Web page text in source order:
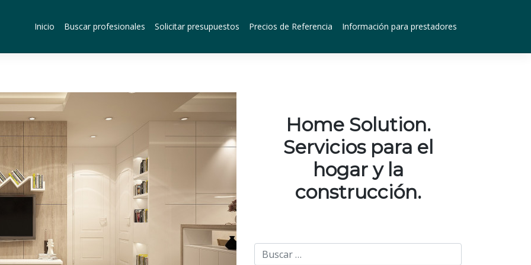
Inicio Buscar profesionales Solicitar presupuestos Precios de Referencia Información para prestadores
Home Solution.
Servicios para el
hogar y la
construcción.